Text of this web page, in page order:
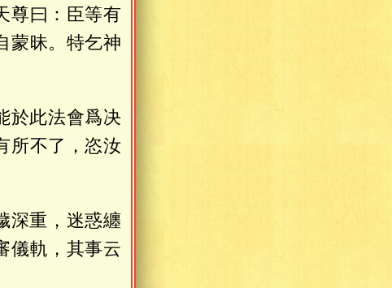
尊曰：臣等有
蒙昧。特乞神
於此法會爲决
所不了，恣汝
深重，迷惑纏
儀軌，其事云